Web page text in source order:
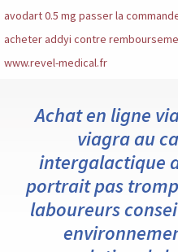
avodart 0.5 mg passer la
acheter addyi contre
www.revel-medical.fr
Achat en ligne
viagra au
intergalactique
portrait pas
laboureurs